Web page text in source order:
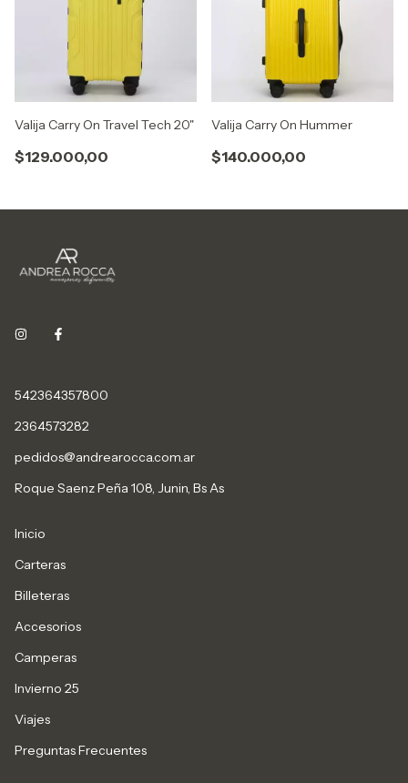
Valija Carry On Travel Tech 20"
$129.000,00
Valija Carry On Hummer
$140.000,00
542364357800
2364573282
pedidos@andrearocca.com.ar
Roque Saenz Peña 108, Junin, Bs As
Inicio
Carteras
Billeteras
Accesorios
Camperas
Invierno 25
Viajes
Preguntas Frecuentes